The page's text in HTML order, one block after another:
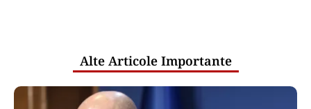
Alte Articole Importante